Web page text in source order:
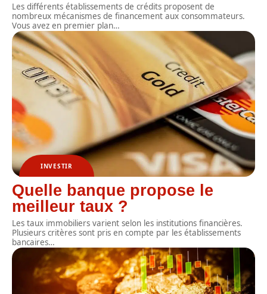
Les différents établissements de crédits proposent de
nombreux mécanismes de financement aux consommateurs.
Vous avez en premier plan…
INVESTIR
Quelle banque propose le
meilleur taux ?
Les taux immobiliers varient selon les institutions financières.
Plusieurs critères sont pris en compte par les établissements
bancaires…